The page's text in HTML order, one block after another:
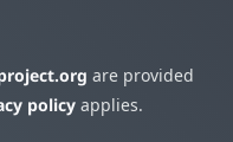
are provided
policy applies.